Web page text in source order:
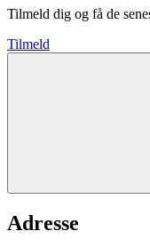
Tilmeld dig og få de
Tilmeld
Adresse